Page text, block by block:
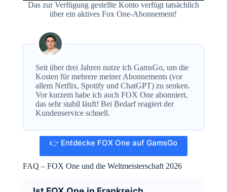
Das zur Verfügung gestellte Konto verfügt tatsächlich
über ein aktives Fox One-Abonnement!
Seit über drei Jahren nutze ich GamsGo, um die
Kosten für mehrere meiner Abonnements (vor
allem Netflix, Spotify und ChatGPT) zu senken.
Vor kurzem habe ich auch FOX One abonniert,
das sehr stabil läuft! Bei Bedarf reagiert der
Kundenservice schnell.
👉 Entdecke FOX One auf GamsGo
FAQ – FOX One und die Weltmeisterschaft 2026